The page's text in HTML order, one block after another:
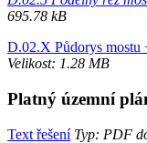
695.78 kB
D.02.X Půdorys
Velikost: 1.28 MB
Platný územní
Text řešeníTyp: PDF